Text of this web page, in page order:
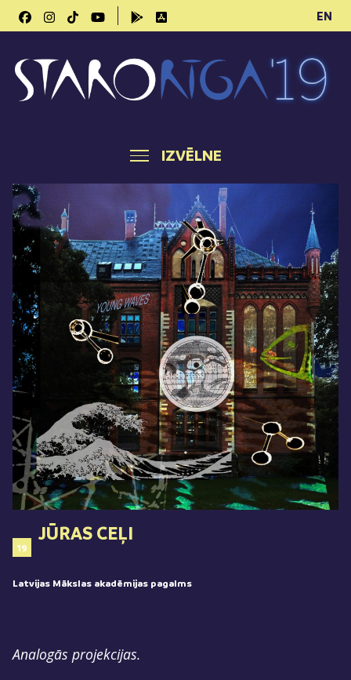
EN
IZVĒLNE
19
JŪRAS CEĻI
Latvijas Mākslas akadēmijas pagalms
Analogās projekcijas.